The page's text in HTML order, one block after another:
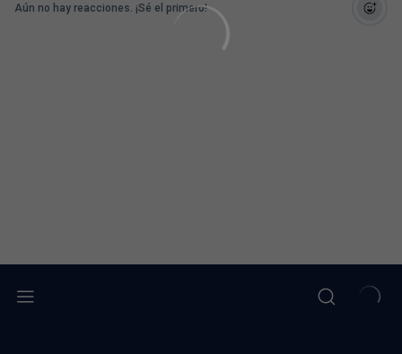
Aún no hay reacciones. ¡Sé el primero!